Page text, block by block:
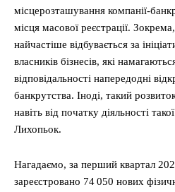
місцерозташування компанії-
місця масової реєстрації.
найчастіше відбувається за
власників бізнесів, які
відповідальності напередодні
банкрутства. Іноді, такий
навіть від початку діяльності
Лихопьок.
Нагадаємо, за перший квартал
зареєстровано 74 050 нових